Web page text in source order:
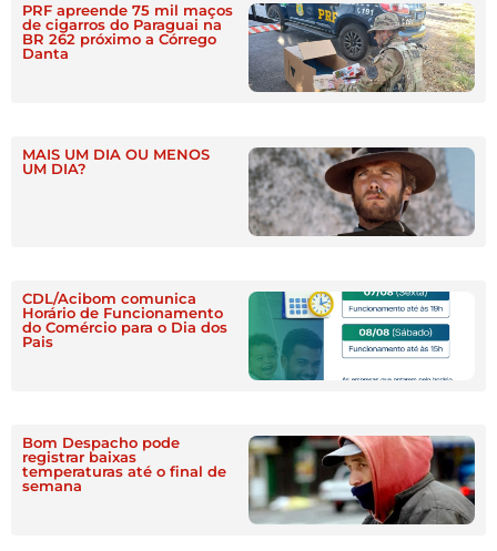
PRF apreende 75 mil maços
de cigarros do Paraguai na
BR 262 próximo a Córrego
Danta
MAIS UM DIA OU MENOS
UM DIA?
CDL/Acibom comunica
Horário de Funcionamento
do Comércio para o Dia dos
Pais
Bom Despacho pode
registrar baixas
temperaturas até o final de
semana